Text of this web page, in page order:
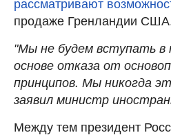
рассматривают
продаже Гренландии
"Мы не будем вступать в
основе отказа от
принципов. Мы никогда
заявил министр
Между тем президент